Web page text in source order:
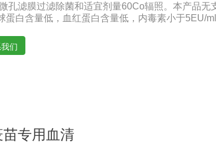
孔滤膜过滤除菌和适宜剂量60Co辐照。本产品无
蛋白含量低，血红蛋白含量低，内毒素小于5EU/
生产。质量标准：符合《中华人民共和国药典》
典》2020版质量标准。规格：500ml/瓶、1000ml/
们
专用血清